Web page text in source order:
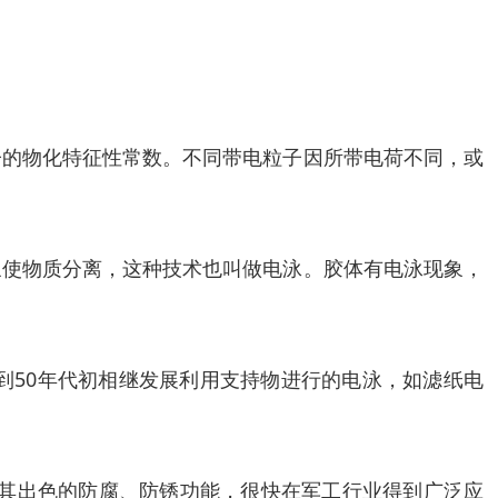
物化特征性常数。不同带电粒子因所带电荷不同，或
物质分离，这种技术也叫做电泳。胶体有电泳现象，
年代初相继发展利用支持物进行的电泳，如滤纸电
色的防腐、防锈功能，很快在军工行业得到广泛应